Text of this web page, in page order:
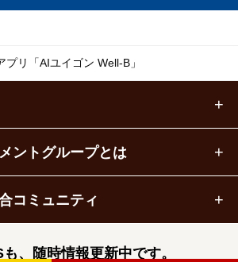
プリ 「AIユイゴン Well-B」
ントグループとは
コミュニティ
、随時情報更新中です。